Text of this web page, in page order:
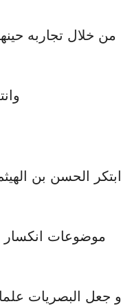
من خلال تجاربه
ابتكر الحسن بن
موضوعات انكسار
و جعل البصريات